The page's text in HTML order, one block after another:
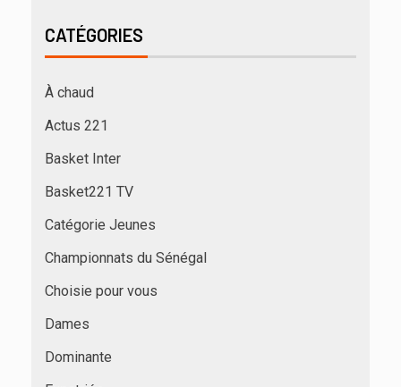
CATÉGORIES
À chaud
Actus 221
Basket Inter
Basket221 TV
Catégorie Jeunes
Championnats du Sénégal
Choisie pour vous
Dames
Dominante